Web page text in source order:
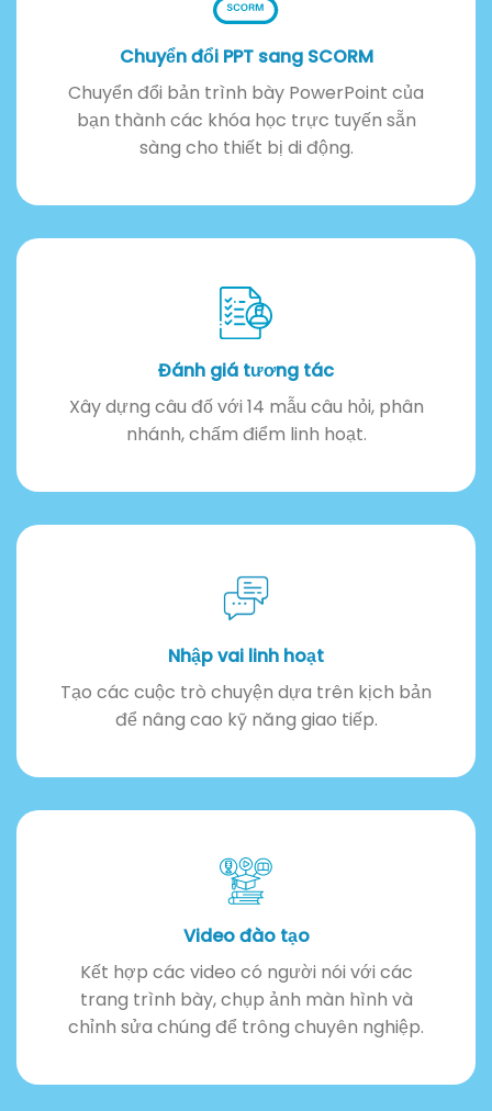
Chuyển đổi PPT sang SCORM
Chuyển đổi bản trình bày PowerPoint của
bạn thành các khóa học trực tuyến sẵn
sàng cho thiết bị di động.
Đánh giá tương tác
Xây dựng câu đố với 14 mẫu câu hỏi, phân
nhánh, chấm điểm linh hoạt.
Nhập vai linh hoạt
Tạo các cuộc trò chuyện dựa trên kịch bản
để nâng cao kỹ năng giao tiếp.
Video đào tạo
Kết hợp các video có người nói với các
trang trình bày, chụp ảnh màn hình và
chỉnh sửa chúng để trông chuyên nghiệp.